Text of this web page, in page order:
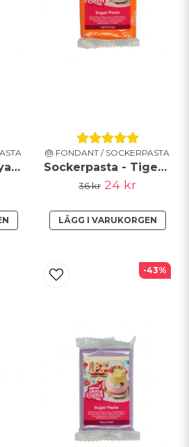
Sockerpasta - Royal Purple - FunCakes
🎂 FONDANT / SOCKERPASTA
Sockerpasta - Tiger Orange - FunCakes - 250g - KORT DATUM
36 kr 24 kr
LÄGG I VARUKORGEN
-43%